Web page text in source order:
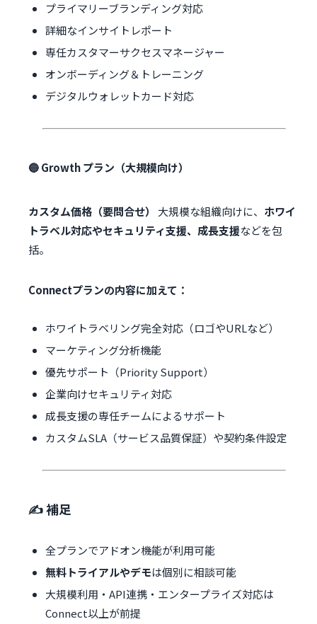
プライマリーブランディング対応
詳細なインサイトレポート
専任カスタマーサクセスマネージャー
オンボーディング＆トレーニング
デジタルウォレットカード対応
🔵 Growth プラン（大規模向け）
カスタム価格（要問合せ） 大規模な組織向けに、 ホワイ
トラベル対応やセキュリティ支援、成長支援などを包
括。
Connectプランの内容に加えて：
ホワイトラベリング完全対応（ロゴやURLなど）
マーケティング分析機能
優先サポート（Priority Support）
企業向けセキュリティ対応
成長支援の専任チームによるサポート
カスタムSLA（サービス品質保証）や契約条件設定
✍️ 補足
全プランでアドオン機能が利用可能
無料トライアルやデモは個別に相談可能
大規模利用・API連携・エンタープライズ対応は
Connect以上が前提